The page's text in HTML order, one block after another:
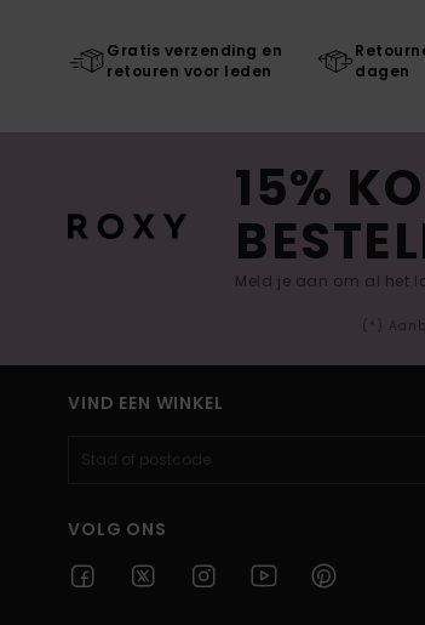
Gratis verzending en
retouren voor leden
dagen
15%
Meld je aan om al het
(*)
VIND EEN WINKEL
VOLG ONS